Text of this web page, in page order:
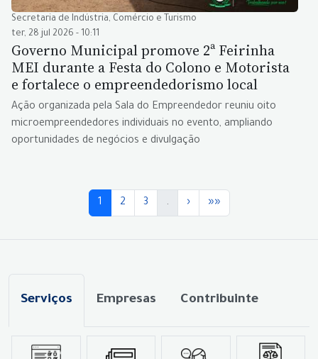
Secretaria de Indústria, Comércio e Turismo
ter, 28 jul 2026 - 10:11
Governo Municipal promove 2ª Feirinha
MEI durante a Festa do Colono e Motorista
e fortalece o empreendedorismo local
Ação organizada pela Sala do Empreendedor reuniu oito
microempreendedores individuais no evento, ampliando
oportunidades de negócios e divulgação
1 2 3 . › »»
Serviços Empresas Contribuinte